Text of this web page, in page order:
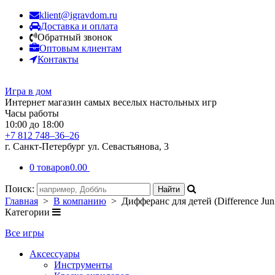
klient@igravdom.ru
Доставка и оплата
Обратный звонок
Оптовым клиентам
Контакты
Игра в дом
Интернет магазин самых веселых настольных игр
Часы работы
10:00 до 18:00
+7 812 748–36–26
г. Санкт-Петербург ул. Севастьянова, 3
0 товаров0.00
Поиск:
Главная > В компанию > Дифферанс для детей (Difference
Категории
Все игры
Аксессуары
Инструменты